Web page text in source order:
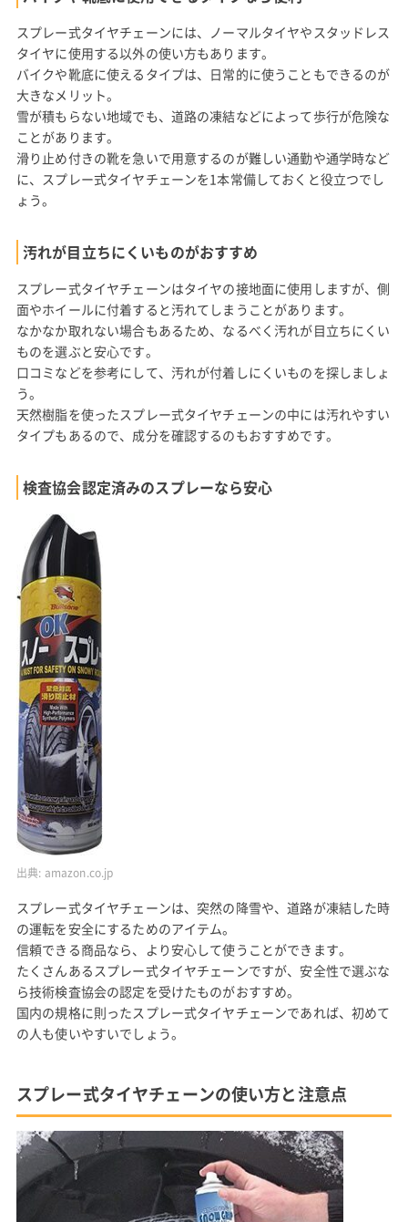
スプレー式タイヤチェーンには、ノーマルタイヤやスタッドレス
タイヤに使用する以外の使い方もあります。
バイクや靴底に使えるタイプは、日常的に使うこともできるのが
大きなメリット。
雪が積もらない地域でも、道路の凍結などによって歩行が危険な
ことがあります。
滑り止め付きの靴を急いで用意するのが難しい通勤や通学時など
に、スプレー式タイヤチェーンを1本常備しておくと役立つでし
ょう。
汚れが目立ちにくいものがおすすめ
スプレー式タイヤチェーンはタイヤの接地面に使用しますが、側
面やホイールに付着すると汚れてしまうことがあります。
なかなか取れない場合もあるため、なるべく汚れが目立ちにくい
ものを選ぶと安心です。
口コミなどを参考にして、汚れが付着しにくいものを探しましょ
う。
天然樹脂を使ったスプレー式タイヤチェーンの中には汚れやすい
タイプもあるので、成分を確認するのもおすすめです。
検査協会認定済みのスプレーなら安心
出典: amazon.co.jp
スプレー式タイヤチェーンは、突然の降雪や、道路が凍結した時
の運転を安全にするためのアイテム。
信頼できる商品なら、より安心して使うことができます。
たくさんあるスプレー式タイヤチェーンですが、安全性で選ぶな
ら技術検査協会の認定を受けたものがおすすめ。
国内の規格に則ったスプレー式タイヤチェーンであれば、初めて
の人も使いやすいでしょう。
スプレー式タイヤチェーンの使い方と注意点